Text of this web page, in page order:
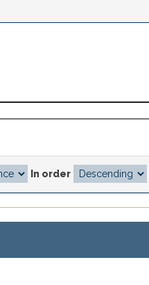
In order